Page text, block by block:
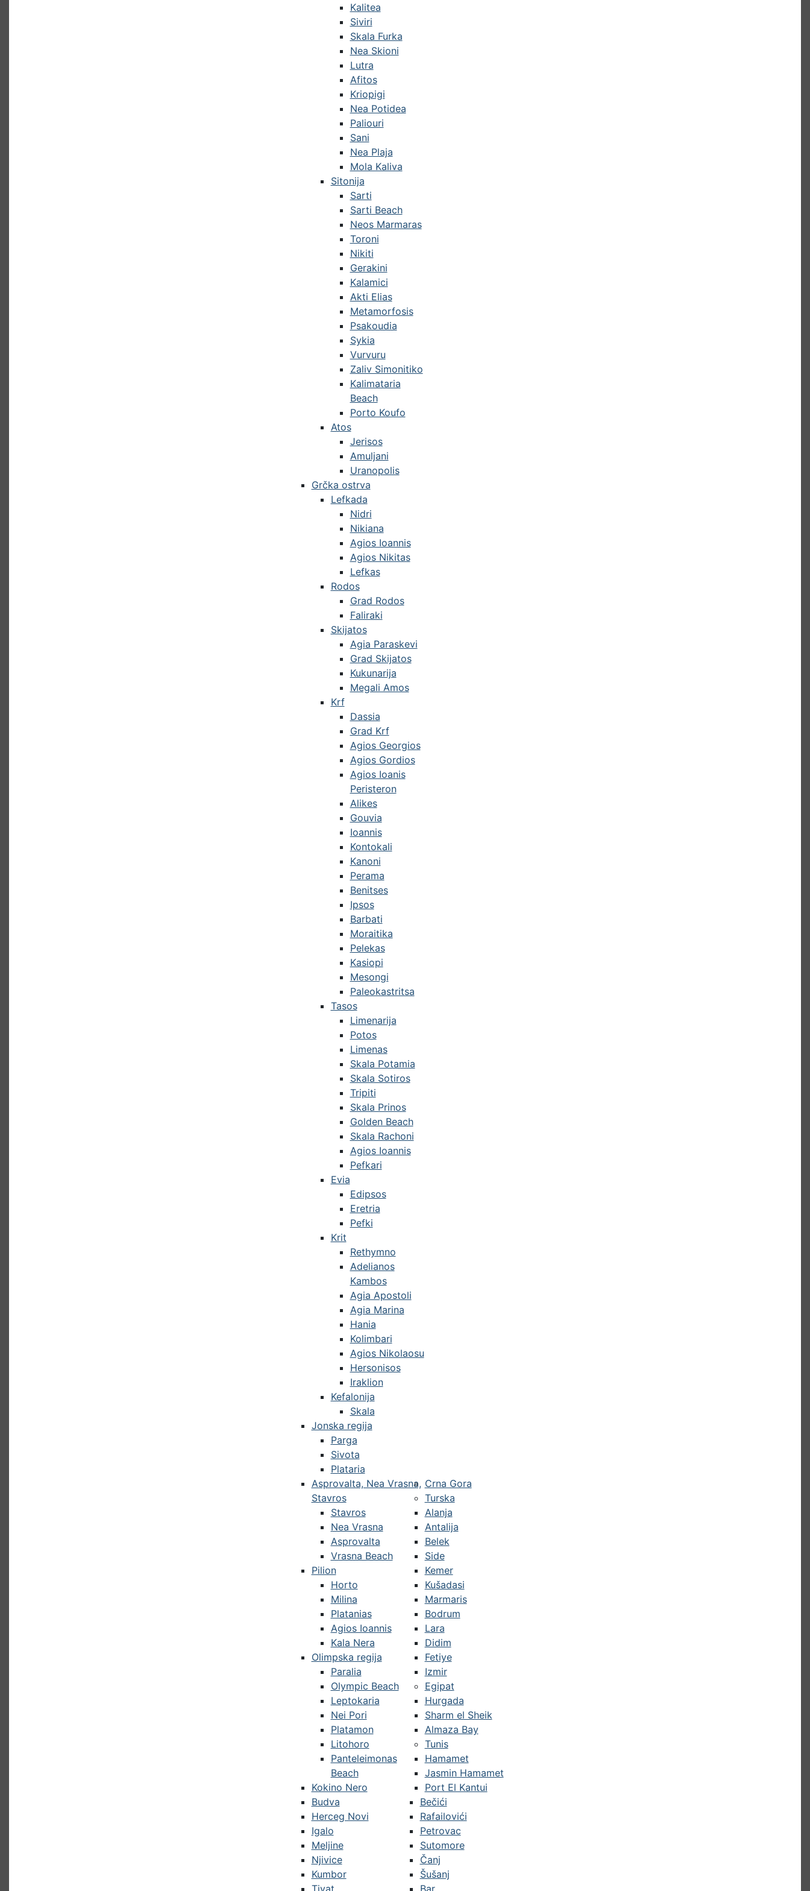
Kalitea
Siviri
Skala Furka
Nea Skioni
Lutra
Afitos
Kriopigi
Nea Potidea
Paliouri
Sani
Nea Plaja
Mola Kaliva
Sitonija
Sarti
Sarti Beach
Neos Marmaras
Toroni
Nikiti
Gerakini
Kalamici
Akti Elias
Metamorfosis
Psakoudia
Sykia
Vurvuru
Zaliv Simonitiko
Kalimataria
Beach
Porto Koufo
Atos
Jerisos
Amuljani
Uranopolis
Grčka ostrva
Lefkada
Nidri
Nikiana
Agios Ioannis
Agios Nikitas
Lefkas
Rodos
Grad Rodos
Faliraki
Skijatos
Agia Paraskevi
Grad Skijatos
Kukunarija
Megali Amos
Krf
Dassia
Grad Krf
Agios Georgios
Agios Gordios
Agios Ioanis
Peristeron
Alikes
Gouvia
Ioannis
Kontokali
Kanoni
Perama
Benitses
Ipsos
Barbati
Moraitika
Pelekas
Kasiopi
Mesongi
Paleokastritsa
Tasos
Limenarija
Potos
Limenas
Skala Potamia
Skala Sotiros
Tripiti
Skala Prinos
Golden Beach
Skala Rachoni
Agios Ioannis
Pefkari
Evia
Edipsos
Eretria
Pefki
Krit
Rethymno
Adelianos
Kambos
Agia Apostoli
Agia Marina
Hania
Kolimbari
Agios Nikolaosu
Hersonisos
Iraklion
Kefalonija
Skala
Jonska regija
Parga
Sivota
Plataria
Asprovalta, Nea Vrasna,
Stavros
Stavros
Nea Vrasna
Asprovalta
Vrasna Beach
Pilion
Horto
Milina
Platanias
Agios Ioannis
Kala Nera
Olimpska regija
Paralia
Olympic Beach
Leptokaria
Nei Pori
Platamon
Litohoro
Panteleimonas
Beach
Kokino Nero
Crna Gora
Budva
Herceg Novi
Igalo
Meljine
Njivice
Kumbor
Tivat
Bečići
Rafailovići
Petrovac
Sutomore
Čanj
Šušanj
Bar
Turska
Alanja
Antalija
Belek
Side
Kemer
Kušadasi
Marmaris
Bodrum
Lara
Didim
Fetiye
Izmir
Egipat
Hurgada
Sharm el Sheik
Almaza Bay
Tunis
Hamamet
Jasmin Hamamet
Port El Kantui